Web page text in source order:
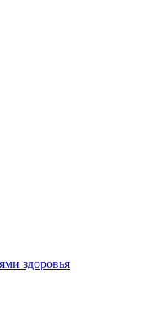
здоровья